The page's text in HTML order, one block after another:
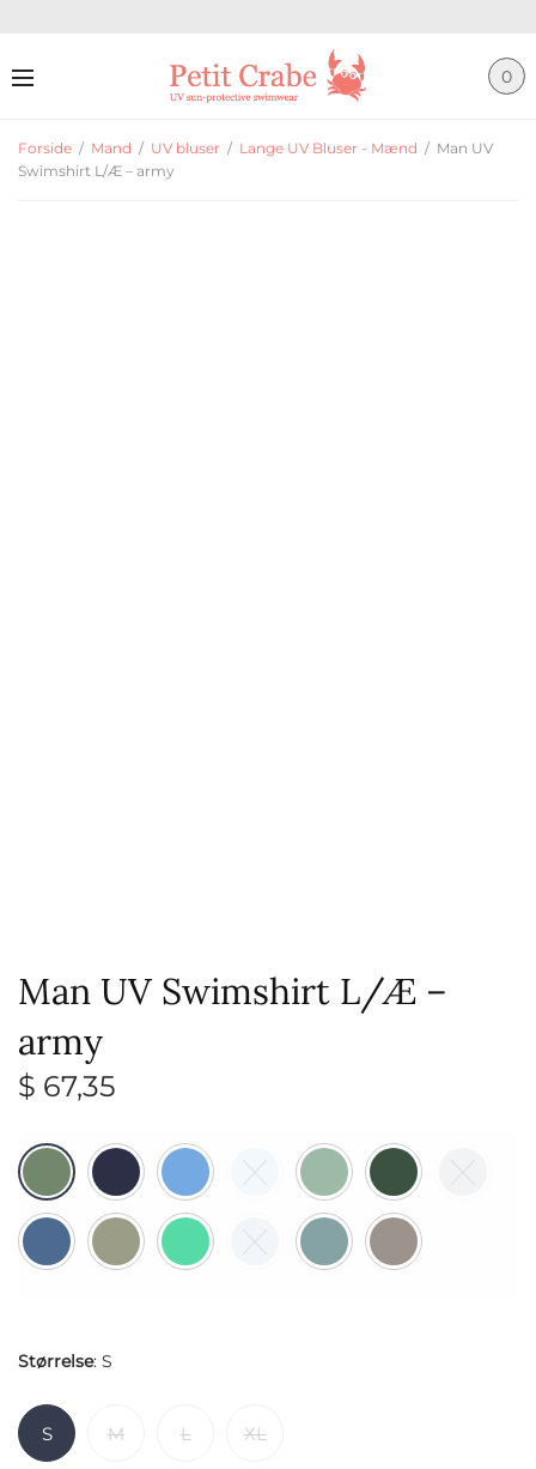
0
Forside / Mand / UV bluser / Lange UV Bluser - Mænd / Man UV
Swimshirt L/Æ – army
Man UV Swimshirt L/Æ –
army
$ 67,35
Størrelse: S
S M L XL